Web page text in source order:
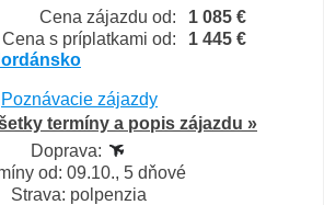
Cena zájazdu od:
1 085 €
Cena s príplatkami od:
1 445 €
Poznávacie zájazdy
termíny a popis zájazdu »
Doprava:
od: 09.10., 5 dňové
Strava: polpenzia